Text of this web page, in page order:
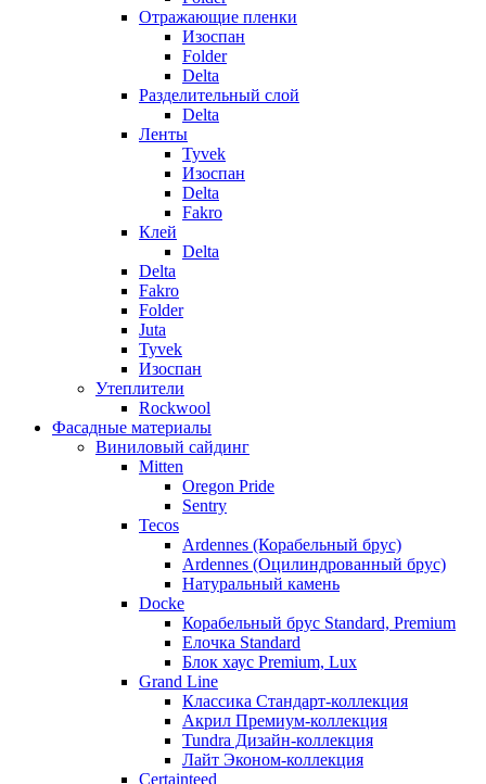
Отражающие пленки
Изоспан
Folder
Delta
Разделительный слой
Delta
Ленты
Tyvek
Изоспан
Delta
Fakro
Клей
Delta
Delta
Fakro
Folder
Juta
Tyvek
Изоспан
Утеплители
Rockwool
Фасадные материалы
Виниловый сайдинг
Mitten
Oregon Pride
Sentry
Tecos
Ardennes (Корабельный брус)
Ardennes (Оцилиндрованный брус)
Натуральный камень
Docke
Корабельный брус Standard, Premium
Елочка Standard
Блок хаус Premium, Lux
Grand Line
Классика Стандарт-коллекция
Акрил Премиум-коллекция
Tundra Дизайн-коллекция
Лайт Эконом-коллекция
Certainteed